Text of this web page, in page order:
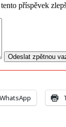
příspěvek
Odeslat zpětnou
WhatsApp